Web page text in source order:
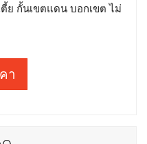
ย กั้นเขตแดน บอกเขต ไม่
า